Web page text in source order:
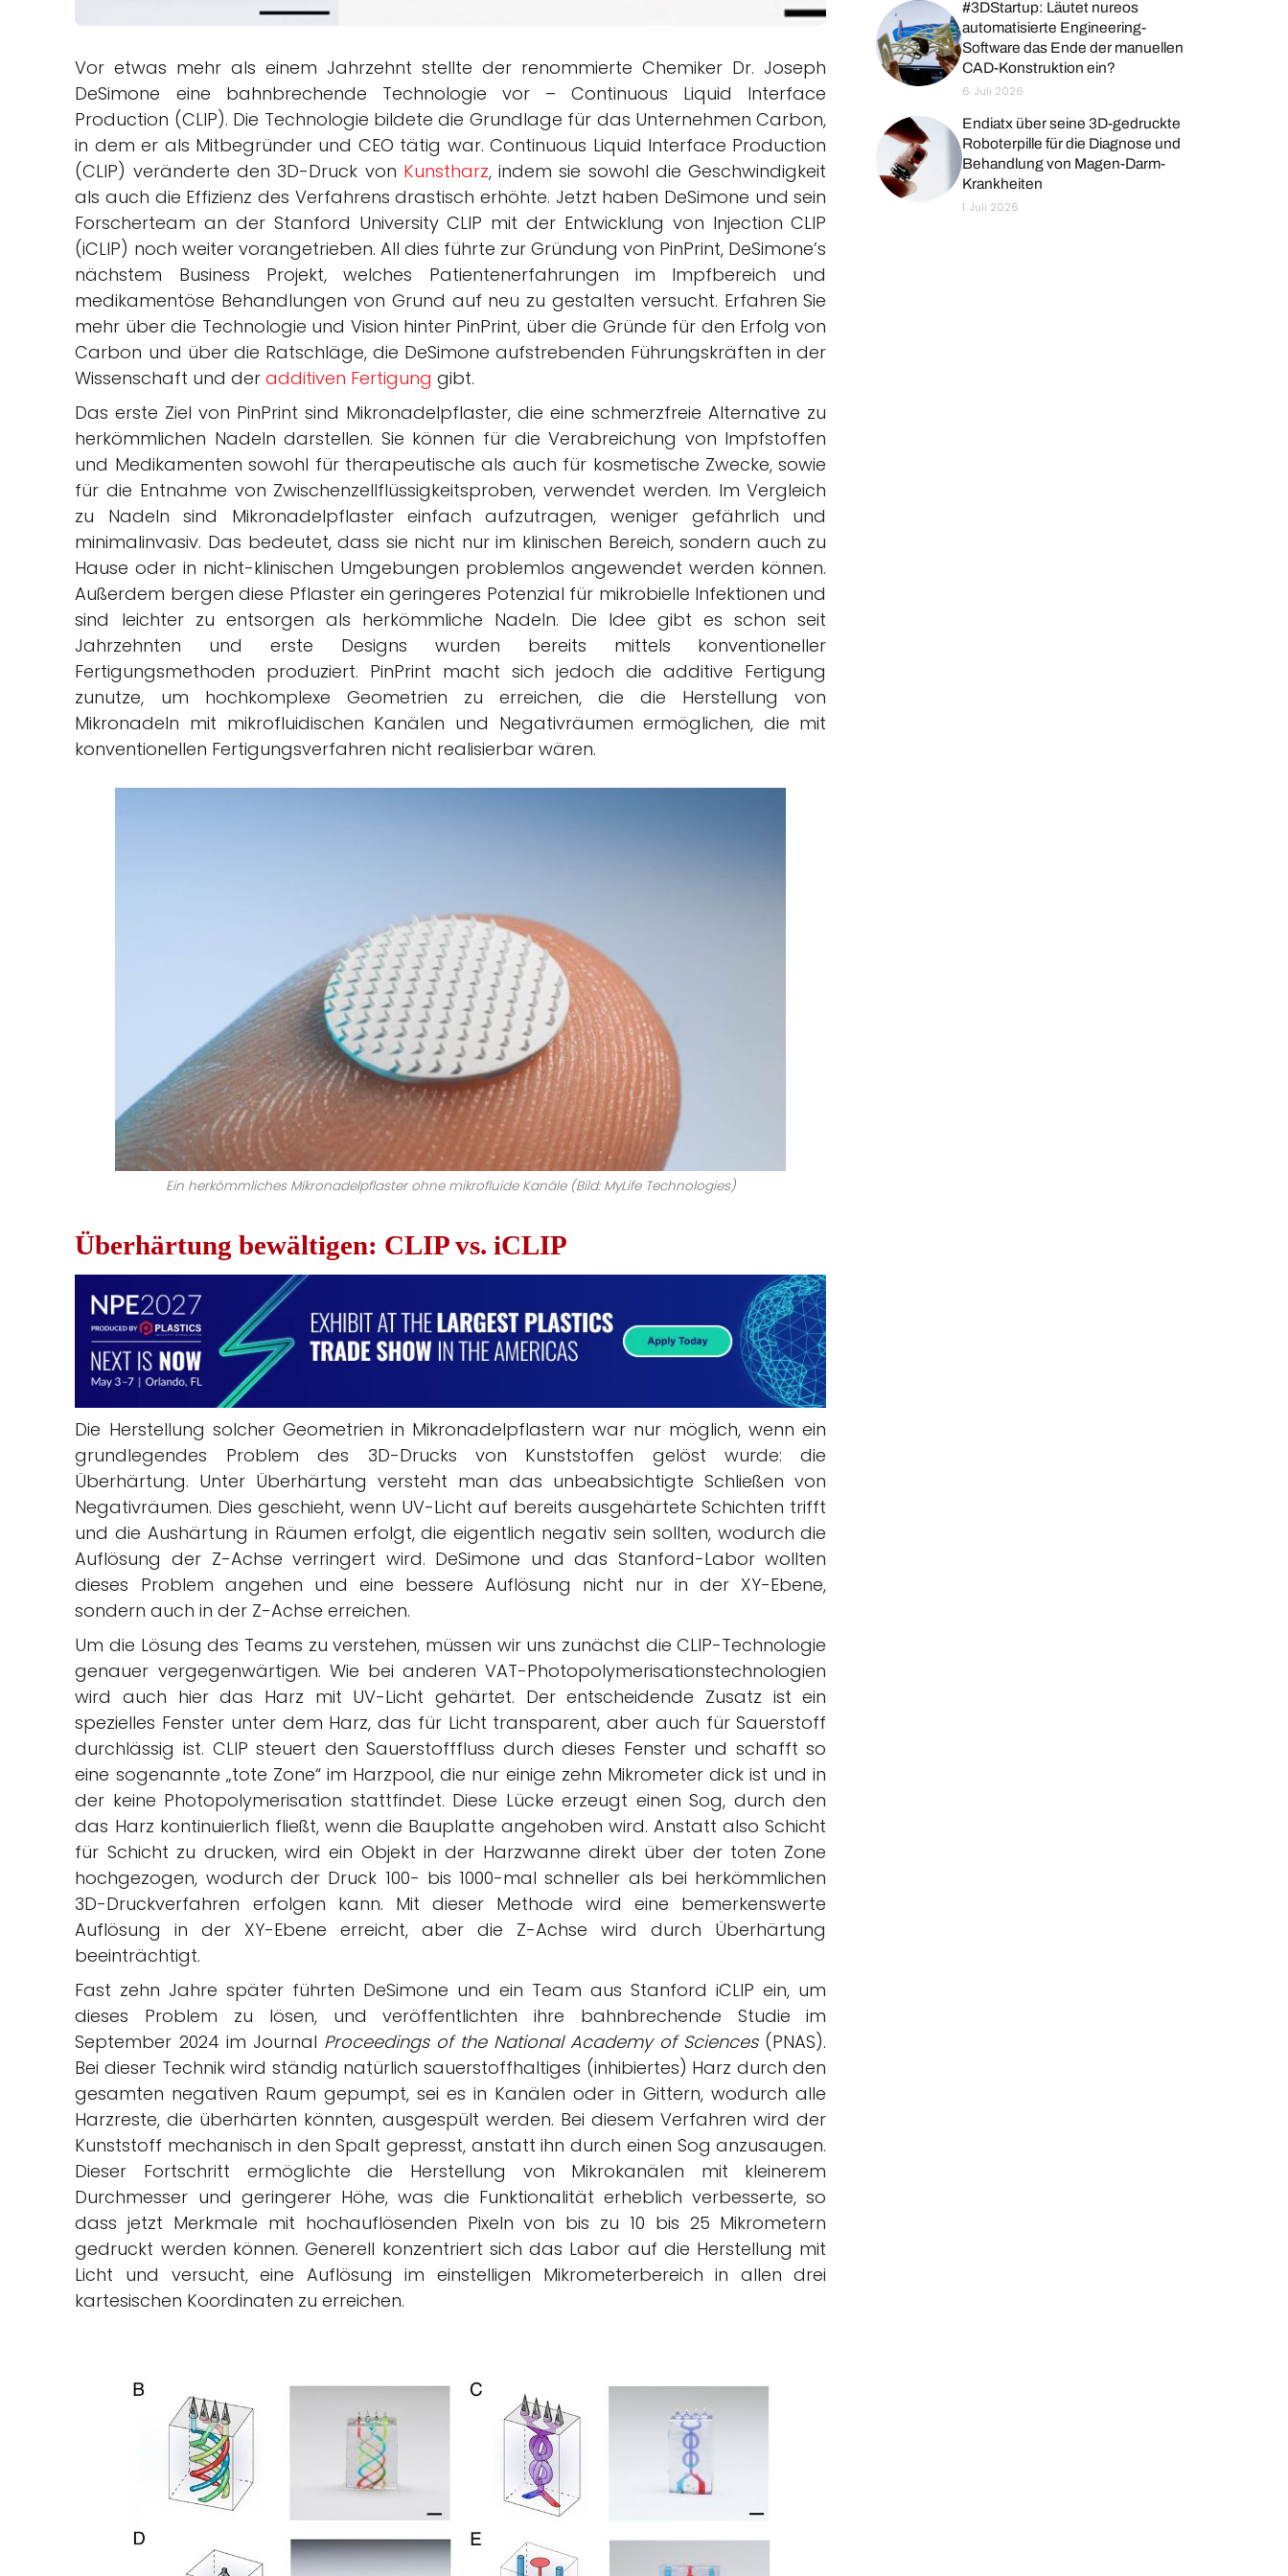
Vor etwas mehr als einem Jahrzehnt stellte der renommierte Chemiker Dr. Joseph
DeSimone eine bahnbrechende Technologie vor – Continuous Liquid Interface
Production (CLIP). Die Technologie bildete die Grundlage für das Unternehmen Carbon,
in dem er als Mitbegründer und CEO tätig war. Continuous Liquid Interface Production
(CLIP) veränderte den 3D-Druck von Kunstharz, indem sie sowohl die Geschwindigkeit
als auch die Effizienz des Verfahrens drastisch erhöhte. Jetzt haben DeSimone und sein
Forscherteam an der Stanford University CLIP mit der Entwicklung von Injection CLIP
(iCLIP) noch weiter vorangetrieben. All dies führte zur Gründung von PinPrint, DeSimone’s
nächstem Business Projekt, welches Patientenerfahrungen im Impfbereich und
medikamentöse Behandlungen von Grund auf neu zu gestalten versucht. Erfahren Sie
mehr über die Technologie und Vision hinter PinPrint, über die Gründe für den Erfolg von
Carbon und über die Ratschläge, die DeSimone aufstrebenden Führungskräften in der
Wissenschaft und deradditiven Fertigung gibt.
Das erste Ziel von PinPrint sind Mikronadelpflaster, die eine schmerzfreie Alternative zu
herkömmlichen Nadeln darstellen. Sie können für die Verabreichung von Impfstoffen
und Medikamenten sowohl für therapeutische als auch für kosmetische Zwecke, sowie
für die Entnahme von Zwischenzellflüssigkeitsproben, verwendet werden. Im Vergleich
zu Nadeln sind Mikronadelpflaster einfach aufzutragen, weniger gefährlich und
minimalinvasiv. Das bedeutet, dass sie nicht nur im klinischen Bereich, sondern auch zu
Hause oder in nicht-klinischen Umgebungen problemlos angewendet werden können.
Außerdem bergen diese Pflaster ein geringeres Potenzial für mikrobielle Infektionen und
sind leichter zu entsorgen als herkömmliche Nadeln. Die Idee gibt es schon seit
Jahrzehnten und erste Designs wurden bereits mittels konventioneller
Fertigungsmethoden produziert. PinPrint macht sich jedoch die additive Fertigung
zunutze, um hochkomplexe Geometrien zu erreichen, die die Herstellung von
Mikronadeln mit mikrofluidischen Kanälen und Negativräumen ermöglichen, die mit
konventionellen Fertigungsverfahren nicht realisierbar wären.
Ein herkömmliches Mikronadelpflaster ohne mikrofluide Kanäle (Bild: MyLife Technologies)
Überhärtung bewältigen: CLIP vs. iCLIP
Die Herstellung solcher Geometrien in Mikronadelpflastern war nur möglich, wenn ein
grundlegendes Problem des 3D-Drucks von Kunststoffen gelöst wurde: die
Überhärtung. Unter Überhärtung versteht man das unbeabsichtigte Schließen von
Negativräumen. Dies geschieht, wenn UV-Licht auf bereits ausgehärtete Schichten trifft
und die Aushärtung in Räumen erfolgt, die eigentlich negativ sein sollten, wodurch die
Auflösung der Z-Achse verringert wird. DeSimone und das Stanford-Labor wollten
dieses Problem angehen und eine bessere Auflösung nicht nur in der XY-Ebene,
sondern auch in der Z-Achse erreichen.
Um die Lösung des Teams zu verstehen, müssen wir uns zunächst die CLIP-Technologie
genauer vergegenwärtigen. Wie bei anderen VAT-Photopolymerisationstechnologien
wird auch hier das Harz mit UV-Licht gehärtet. Der entscheidende Zusatz ist ein
spezielles Fenster unter dem Harz, das für Licht transparent, aber auch für Sauerstoff
durchlässig ist. CLIP steuert den Sauerstofffluss durch dieses Fenster und schafft so
eine sogenannte „tote Zone“ im Harzpool, die nur einige zehn Mikrometer dick ist und in
der keine Photopolymerisation stattfindet. Diese Lücke erzeugt einen Sog, durch den
das Harz kontinuierlich fließt, wenn die Bauplatte angehoben wird. Anstatt also Schicht
für Schicht zu drucken, wird ein Objekt in der Harzwanne direkt über der toten Zone
hochgezogen, wodurch der Druck 100- bis 1000-mal schneller als bei herkömmlichen
3D-Druckverfahren erfolgen kann. Mit dieser Methode wird eine bemerkenswerte
Auflösung in der XY-Ebene erreicht, aber die Z-Achse wird durch Überhärtung
beeinträchtigt.
Fast zehn Jahre später führten DeSimone und ein Team aus Stanford iCLIP ein, um
dieses Problem zu lösen, und veröffentlichten ihre bahnbrechende Studie im
September 2024 im Journal Proceedings of the National Academy of Sciences(PNAS).
Bei dieser Technik wird ständig natürlich sauerstoffhaltiges (inhibiertes) Harz durch den
gesamten negativen Raum gepumpt, sei es in Kanälen oder in Gittern, wodurch alle
Harzreste, die überhärten könnten, ausgespült werden. Bei diesem Verfahren wird der
Kunststoff mechanisch in den Spalt gepresst, anstatt ihn durch einen Sog anzusaugen.
Dieser Fortschritt ermöglichte die Herstellung von Mikrokanälen mit kleinerem
Durchmesser und geringerer Höhe, was die Funktionalität erheblich verbesserte, so
dass jetzt Merkmale mit hochauflösenden Pixeln von bis zu 10 bis 25 Mikrometern
gedruckt werden können. Generell konzentriert sich das Labor auf die Herstellung mit
Licht und versucht, eine Auflösung im einstelligen Mikrometerbereich in allen drei
kartesischen Koordinaten zu erreichen.
#3DStartup: Läutet nureos
automatisierte Engineering-
Software das Ende der manuellen
CAD-Konstruktion ein?
6. Juli 2026
Endiatx über seine 3D-gedruckte
Roboterpille für die Diagnose und
Behandlung von Magen-Darm-
Krankheiten
1. Juli 2026